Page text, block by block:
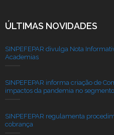
ÚLTIMAS NOVIDADES
SINPEFEPAR divulga Nota
Academias
SINPEFEPAR informa criação de
impactos da pandemia no
SINPEFEPAR regulamenta
cobrança